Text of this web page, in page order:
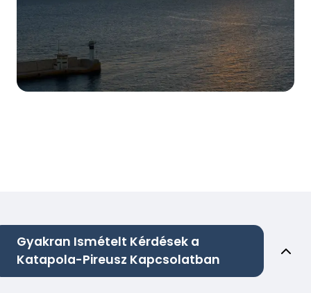
Gyakran Ismételt Kérdések a
Katapola-Pireusz Kapcsolatban